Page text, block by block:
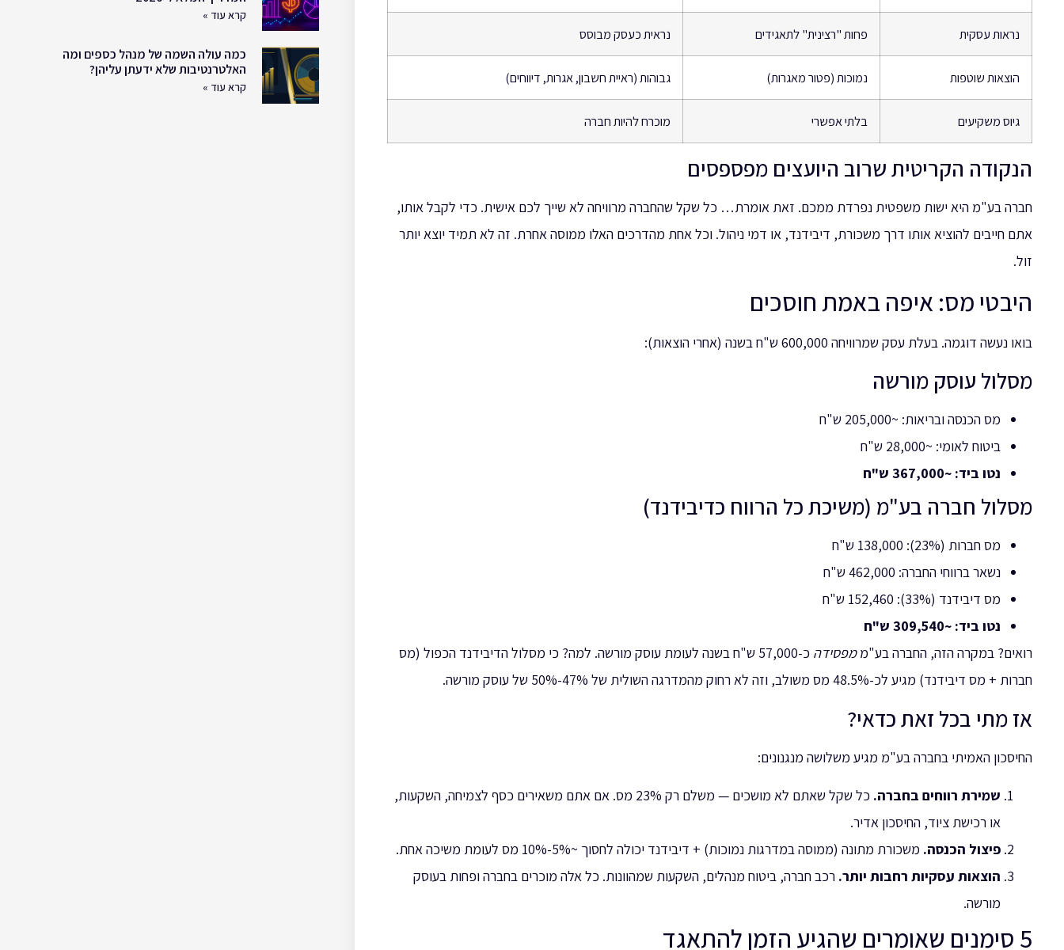
נראות עסקית פחות "רצינית" לתאגידים נראית כעסק מבוסס
הוצאות שוטפות נמוכות (פטור מאגרות) גבוהות (ראיית חשבון, אגרות, דיווחים)
גיוס משקיעים בלתי אפשרי מוכרח להיות חברה
הנקודה הקריטית שרוב היועצים מפספסים
חברה בע"מ היא ישות משפטית נפרדת ממכם. זאת אומרת… כל שקל שהחברה מרוויחה לא שייך לכם אישית. כדי לקבל אותו,
אתם חייבים להוציא אותו דרך משכורת, דיבידנד, או דמי ניהול. וכל אחת מהדרכים האלו ממוסה אחרת. זה לא תמיד יוצא יותר
זול.
היבטי מס: איפה באמת חוסכים
בואו נעשה דוגמה. בעלת עסק שמרוויחה 600,000 ש"ח בשנה (אחרי הוצאות):
מסלול עוסק מורשה
מס הכנסה ובריאות: ~205,000 ש"ח
ביטוח לאומי: ~28,000 ש"ח
נטו ביד: ~367,000 ש"ח
מסלול חברה בע"מ (משיכת כל הרווח כדיבידנד)
מס חברות (23%): 138,000 ש"ח
נשאר ברווחי החברה: 462,000 ש"ח
מס דיבידנד (33%): 152,460 ש"ח
נטו ביד: ~309,540 ש"ח
רואים? במקרה הזה, החברה בע"ממפסידה
כ-57,000 ש"ח בשנה לעומת עוסק מורשה. למה? כי מסלול הדיבידנד הכפול (מס
חברות + מס דיבידנד) מגיע לכ-48.5% מס משולב, וזה לא רחוק מהמדרגה השולית של 47%-50% של עוסק מורשה.
אז מתי בכל זאת כדאי?
החיסכון האמיתי בחברה בע"מ מגיע משלושה מנגנונים:
שמירת רווחים בחברה.
כל שקל שאתם לא מושכים — משלם רק 23% מס. אם אתם משאירים כסף לצמיחה, השקעות,
או רכישת ציוד, החיסכון אדיר.
פיצול הכנסה. משכורת מתונה (ממוסה במדרגות נמוכות) + דיבידנד יכולה לחסוך ~5%-10% מס לעומת משיכה אחת.
הוצאות עסקיות רחבות יותר. רכב חברה, ביטוח מנהלים, השקעות שמהוונות. כל אלה מוכרים בחברה ופחות בעוסק
מורשה.
5 סימנים שאומרים שהגיע הזמן להתאגד
קרא עוד »
כמה עולה השמה של מנהל כספים ומה
האלטרנטיבות שלא ידעתן עליהן?
קרא עוד »